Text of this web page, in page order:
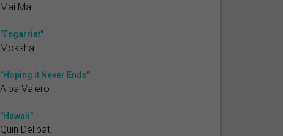
Mai Mai
"Esgarriat"
Moksha
"Hoping It Never Ends"
Alba Valero
"Hawaii"
Quin Delibat!